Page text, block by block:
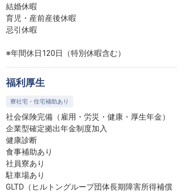
結婚休暇
育児・産前産後休暇
忌引休暇
※年間休日120日（特別休暇含む）
福利厚生
寮社宅・住宅補助あり
社会保険完備（雇用・労災・健康・厚生年金）
企業型確定拠出年金制度加入
健康診断
食事補助あり
社員寮あり
駐車場あり
GLTD（ヒルトングループ団体長期障害所得補償